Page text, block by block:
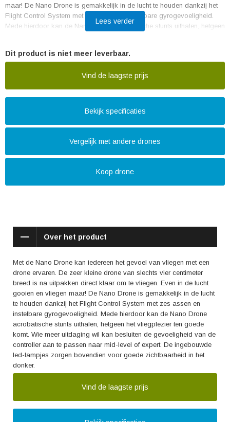
maar! De Nano Drone is gemakkelijk in de lucht te houden dankzij het
Flight Control System met zes assen en instelbare gyrogevoeligheid.
Mede hierdoor kan de Nano Drone acrobatische stunts uithalen, hetgeen
De ingebouwde led-lampjes zorgen bovendien voor goede
Lees verder
Dit product is niet meer leverbaar.
Vind de laagste prijs
Bekijk specificaties
Vergelijk met andere drones
Koop drone
Over het product
Met de Nano Drone kan iedereen het gevoel van vliegen met een
drone ervaren. De zeer kleine drone van slechts vier centimeter
breed is na uitpakken direct klaar om te vliegen. Even in de lucht
gooien en vliegen maar! De Nano Drone is gemakkelijk in de lucht
te houden dankzij het Flight Control System met zes assen en
instelbare gyrogevoeligheid. Mede hierdoor kan de Nano Drone
acrobatische stunts uithalen, hetgeen het vliegplezier ten goede
komt. Wie meer uitdaging wil kan besluiten de gevoeligheid van de
controller aan te passen naar mid-level of expert. De ingebouwde
led-lampjes zorgen bovendien voor goede zichtbaarheid in het
donker.
Vind de laagste prijs